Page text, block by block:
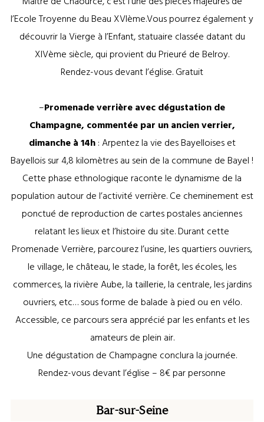
l’Ecole Troyenne du Beau XVIème.Vous pourrez également y
découvrir la Vierge à l’Enfant, statuaire classée datant du
XIVème siècle, qui provient du Prieuré de Belroy.
Rendez-vous devant l’église. Gratuit
–Promenade verrière avec dégustation de
Champagne, commentée par un ancien verrier,
dimanche à 14h: Arpentez la vie des Bayelloises et
Bayellois sur 4,8 kilomètres au sein de la commune de Bayel !
Cette phase ethnologique raconte le dynamisme de la
population autour de l’activité verrière. Ce cheminement est
ponctué de reproduction de cartes postales anciennes
relatant les lieux et l’histoire du site. Durant cette
Promenade Verrière, parcourez l’usine, les quartiers ouvriers,
le village, le château, le stade, la forêt, les écoles, les
commerces, la rivière Aube, la taillerie, la centrale, les jardins
ouvriers, etc… sous forme de balade à pied ou en vélo.
Accessible, ce parcours sera apprécié par les enfants et les
amateurs de plein air.
Une dégustation de Champagne conclura la journée.
Rendez-vous devant l’église – 8€ par personne
Bar-sur-Seine